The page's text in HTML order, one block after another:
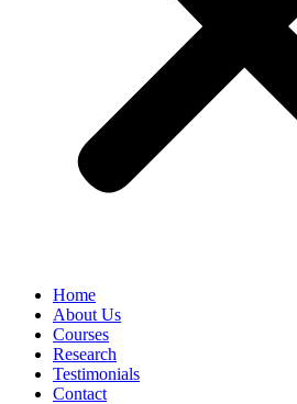
Home
About Us
Courses
Research
Testimonials
Contact